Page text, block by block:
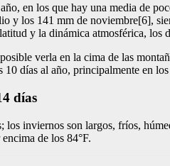
en los que hay una media de
y los 141 mm de noviembre[6],
y la dinámica atmosférica,
verla en la cima de las
días al año, principalmente en
días
los inviernos son largos, fríos,
de los 84°F.